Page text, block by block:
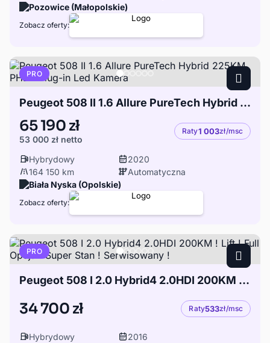
Pozowice (Małopolskie)
Zobacz oferty:
PRO
Peugeot 508 II 1.6 Allure PureTech Hybrid 225KM PHEV Plug-in Led Kamera
65 190 zł
53 000 zł netto
Raty1 003zł/msc
Hybrydowy
2020
164 150 km
Automatyczna
Biała Nyska (Opolskie)
Zobacz oferty:
PRO
Peugeot 508 I 2.0 Hybrid4 2.0HDI 200KM ! Lift ! Full Opcja ! Super Stan ! Serwisowany !
34 700 zł Raty533zł/msc
Hybrydowy
2016